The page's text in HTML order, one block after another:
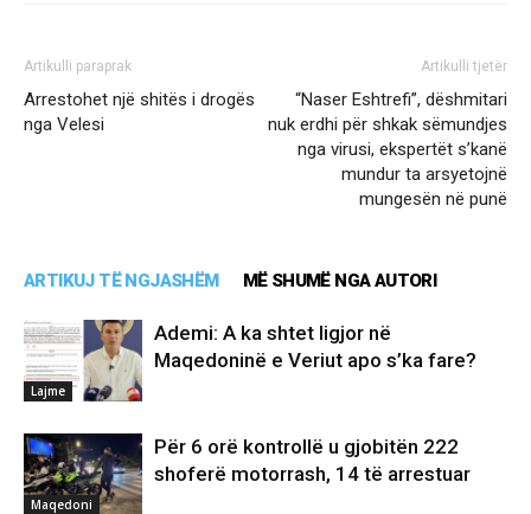
Artikulli paraprak
Arrestohet një shitës i drogës
nga Velesi
Artikulli tjetër
“Naser Eshtrefi”, dëshmitari
nuk erdhi për shkak sëmundjes
nga virusi, ekspertët s’kanë
mundur ta arsyetojnë
mungesën në punë
ARTIKUJ TË NGJASHËM MË SHUMË NGA AUTORI
Lajme
Ademi: A ka shtet ligjor në
Maqedoninë e Veriut apo s’ka fare?
Maqedoni
Për 6 orë kontrollë u gjobitën 222
shoferë motorrash, 14 të arrestuar